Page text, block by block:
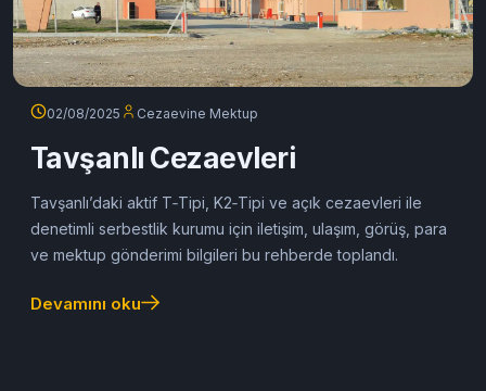
02/08/2025 Cezaevine Mektup
Tavşanlı Cezaevleri
Tavşanlı’daki aktif T‑Tipi, K2‑Tipi ve açık cezaevleri ile
denetimli serbestlik kurumu için iletişim, ulaşım, görüş, para
ve mektup gönderimi bilgileri bu rehberde toplandı.
Devamını oku